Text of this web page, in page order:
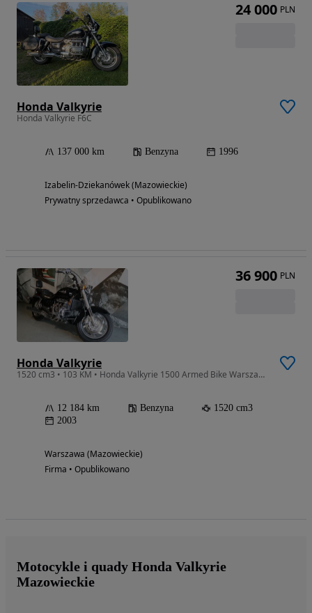
Honda Valkyrie
Honda Valkyrie F6C
137 000 km Benzyna 1996
Izabelin-Dziekanówek (Mazowieckie)
Prywatny sprzedawca • Opublikowano
24 000 PLN
Honda Valkyrie
1520 cm3 • 103 KM • Honda Valkyrie 1500 Armed Bike Warszawa, Film, 2 Lata Gwarancji
12 184 km Benzyna
1520 cm3
2003
Warszawa (Mazowieckie)
Firma • Opublikowano
36 900 PLN
Motocykle i quady Honda Valkyrie
Mazowieckie